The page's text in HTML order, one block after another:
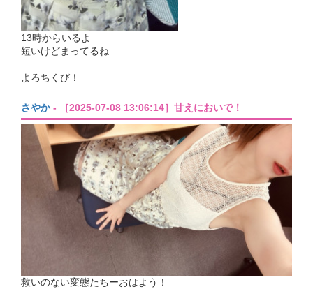
13時からいるよ
短いけどまってるね
よろちくび！
さやか- ［2025-07-08 13:06:14］甘えにおいで！
救いのない変態たちーおはよう！